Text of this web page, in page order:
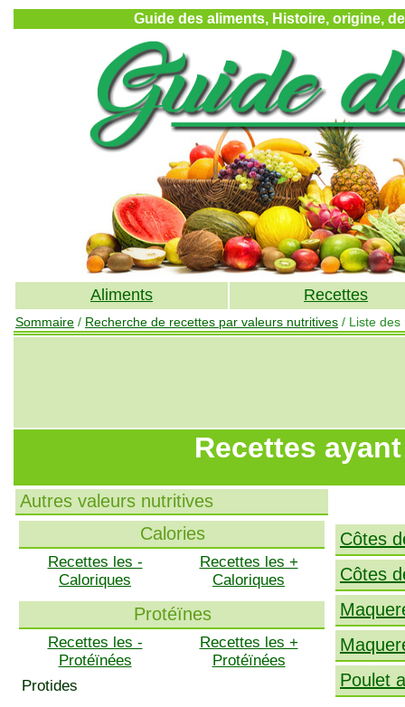
Guide des aliments, Histoire, origine,
Aliments Recettes
Sommaire / Recherche de recettes par valeurs nutritives / Liste des
Recettes
Autres valeurs nutritives
Calories
Recettes les -
Caloriques
Recettes les +
Caloriques
Protéïnes
Recettes les -
Protéïnées
Recettes les +
Protéïnées
Protides
Côtes
Côtes
Poulet